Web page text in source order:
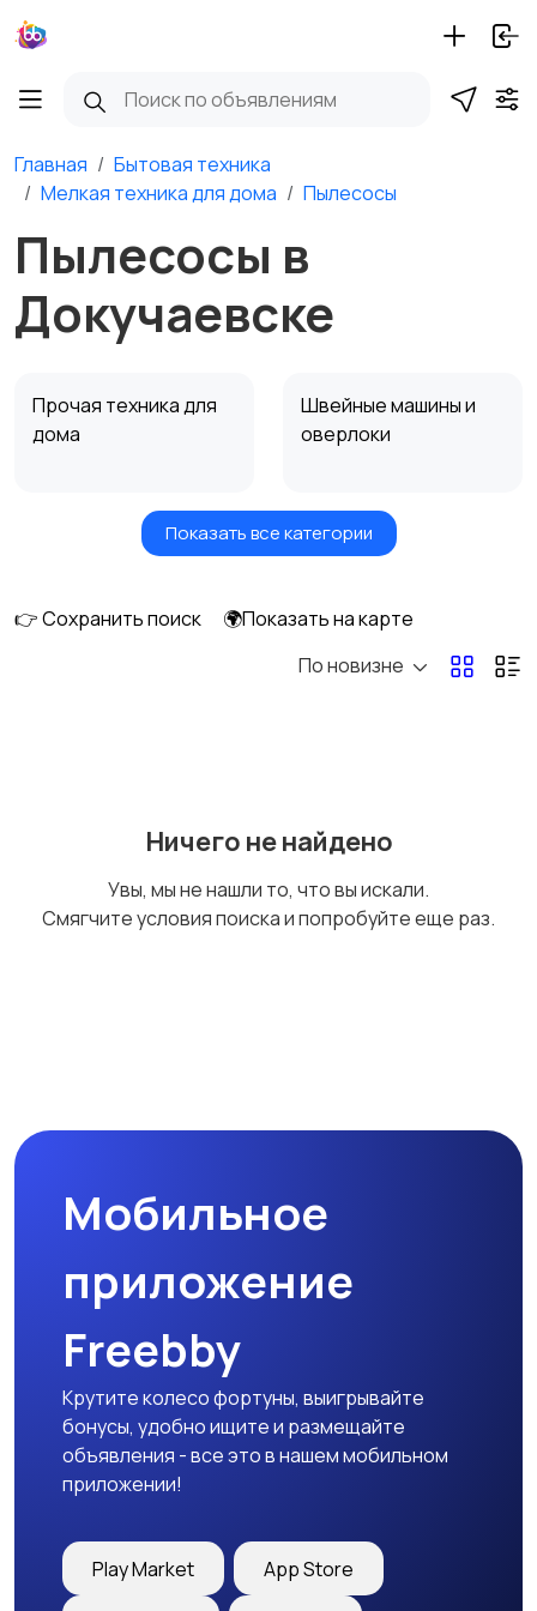
Главная
Бытовая техника
Мелкая техника для дома
Пылесосы
Пылесосы в
Докучаевске
Прочая техника для
дома
Швейные машины и
оверлоки
Пылесосы
Показать все категории
👉 Сохранить поиск
🌍Показать на карте
По новизне
Ничего не найдено
Увы, мы не нашли то, что вы искали.
Смягчите условия поиска и попробуйте еще раз.
Мобильное
приложение
Freebby
Крутите колесо фортуны, выигрывайте
бонусы, удобно ищите и размещайте
объявления - все это в нашем мобильном
приложении!
Play Market App Store